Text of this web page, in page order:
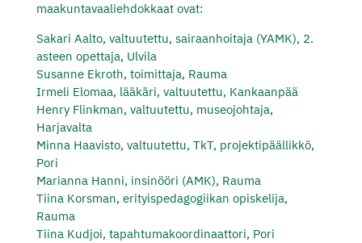
maakuntavaaliehdokkaat ovat:
Sakari Aalto, valtuutettu, sairaanhoitaja (YAMK), 2.
asteen opettaja, Ulvila
Susanne Ekroth, toimittaja, Rauma
Irmeli Elomaa, lääkäri, valtuutettu, Kankaanpää
Henry Flinkman, valtuutettu, museojohtaja,
Harjavalta
Minna Haavisto, valtuutettu, TkT, projektipäällikkö,
Pori
Marianna Hanni, insinööri (AMK), Rauma
Tiina Korsman, erityispedagogiikan opiskelija,
Rauma
Tiina Kudjoi, tapahtumakoordinaattori, Pori